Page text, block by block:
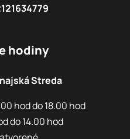
hodiny
Streda
hod do 18.00 hod
do 14.00 hod